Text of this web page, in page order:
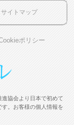
サイトマップ
ポリシー
協会より日本で初めて
。お客様の個人情報を